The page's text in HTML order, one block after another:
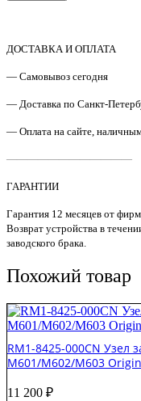
панели
HP
Original
ДОСТАВКА И ОПЛАТА
— Самовывоз сегодня
— Доставка по Санкт-
— Оплата на сайте,
————————————
ГАРАНТИИ
Гарантия 12 месяцев от
Возврат устройства в
заводского брака.
Похожий товар
RM1-8425-000CN Узел
M601/M602/M603
11 200 ₽